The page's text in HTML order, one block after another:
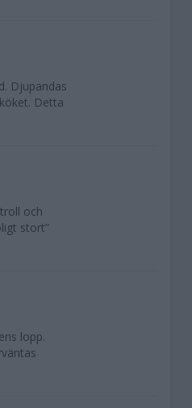
Djupandas
Detta
och
stort”
lopp.